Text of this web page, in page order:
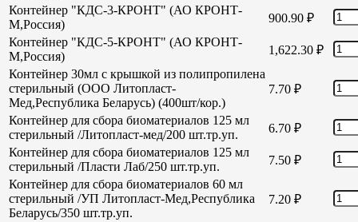
Контейнер "КДС-3-КРОНТ" (АО КРОНТ-
М,Россия)
900.90 ₽
Контейнер "КДС-5-КРОНТ" (АО КРОНТ-
М,Россия)
1,622.30 ₽
Контейнер 30мл с крышкой из полипропилена
стерильный (ООО Литопласт-
Мед,Республика Беларусь) (400шт/кор.)
7.70 ₽
Контейнер для сбора биоматериалов 125 мл
стерильный /Литопласт-мед/200 шт.тр.уп.
6.70 ₽
Контейнер для сбора биоматериалов 125 мл
стерильный /Пласти Лаб/250 шт.тр.уп.
7.50 ₽
Контейнер для сбора биоматериалов 60 мл
стерильный /УП Литопласт-Мед,Республика
Беларусь/350 шт.тр.уп.
7.20 ₽